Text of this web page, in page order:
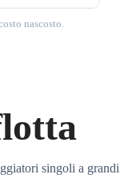
nascosto.
singoli a grandi